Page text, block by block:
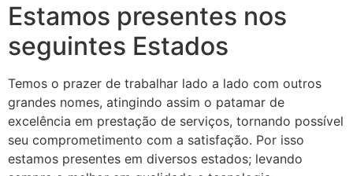
Estamos presentes nos
seguintes Estados
Temos o prazer de trabalhar lado a lado com outros
grandes nomes, atingindo assim o patamar de
excelência em prestação de serviços, tornando possível
seu comprometimento com a satisfação. Por isso
estamos presentes em diversos estados; levando